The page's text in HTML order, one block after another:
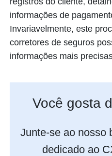
informações de
Invariavelmente, este
corretores de seguros
informações mais
Você gosta
Junte-se ao nosso
dedicado ao